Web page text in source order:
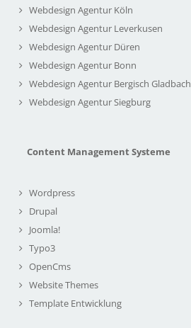
Webdesign Agentur Köln
Webdesign Agentur Leverkusen
Webdesign Agentur Düren
Webdesign Agentur Bonn
Webdesign Agentur Bergisch Gladbach
Webdesign Agentur Siegburg
Content Management Systeme
Wordpress
Drupal
Joomla!
Typo3
OpenCms
Website Themes
Template Entwicklung